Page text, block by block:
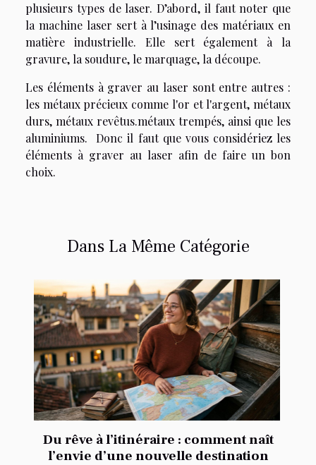
plusieurs types de laser. D’abord, il faut noter que
la machine laser sert à l’usinage des matériaux en
matière industrielle. Elle sert également à la
gravure, la soudure, le marquage, la découpe.
Les éléments à graver au laser sont entre autres :
les métaux précieux comme l'or et l'argent, métaux
durs, métaux revêtus.métaux trempés, ainsi que les
aluminiums. Donc il faut que vous considériez les
éléments à graver au laser afin de faire un bon
choix.
Dans La Même Catégorie
Du rêve à l’itinéraire : comment naît
l’envie d’une nouvelle destination